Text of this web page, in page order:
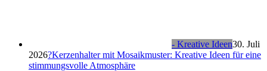
- Kreative Ideen30. Juli
2026?Kerzenhalter mit Mosaikmuster: Kreative Ideen für eine
stimmungsvolle Atmosphäre